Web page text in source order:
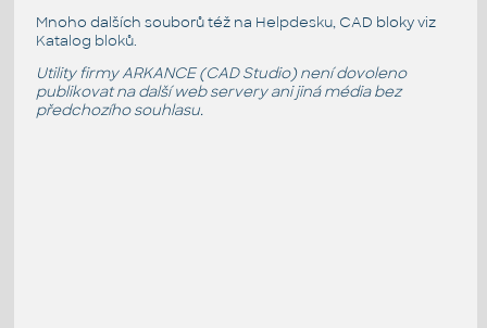
Mnoho dalších souborů též na Helpdesku, CAD bloky viz
Katalog bloků.
Utility firmy ARKANCE (CAD Studio) není dovoleno
publikovat na další web servery ani jiná média bez
předchozího souhlasu.